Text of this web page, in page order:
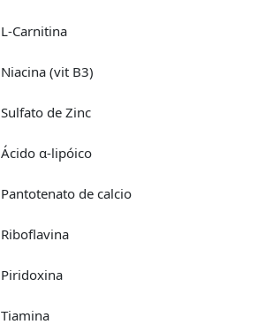
L-Carnitina
Niacina (vit B3)
Sulfato de Zinc
Ácido α-lipóico
Pantotenato de calcio
Riboflavina
Piridoxina
Tiamina